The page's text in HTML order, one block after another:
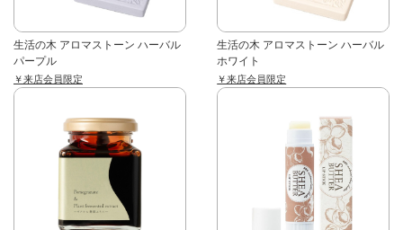
生活の木 アロマストーン ハーバル
パープル
￥来店会員限定
生活の木 アロマストーン ハーバル
ホワイト
￥来店会員限定